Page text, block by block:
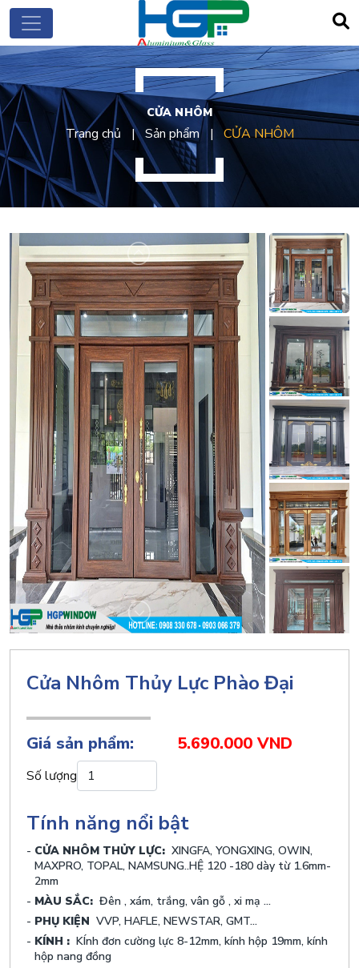
CỬA NHÔM
Trang chủ Sản phẩm CỬA NHÔM
Cửa Nhôm Thủy Lực Phào Đại
Giá sản phẩm: 5.690.000 VND
Số lượng
Tính năng nổi bật
CỬA NHÔM THỦY LỰC: XINGFA, YONGXING, OWIN,
MAXPRO, TOPAL, NAMSUNG..HỆ 120 -180 dày từ 1.6mm-
2mm
MÀU SẮC: Đên , xám, trắng, vân gỗ , xi mạ ...
PHỤ KIỆN VVP, HAFLE, NEWSTAR, GMT...
KÍNH : KÍnh đơn cường lực 8-12mm, kính hộp 19mm, kính
hộp nang đồng